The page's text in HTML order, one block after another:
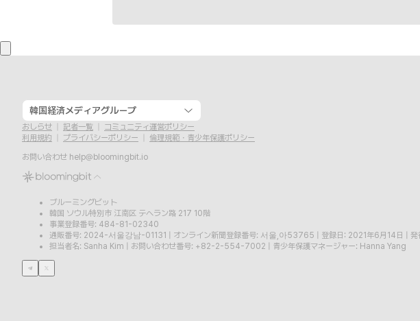
韓国経済メディアグループ
おしらせ 記者一覧
コミュニティ運営ポリシー
利用規約
プライバシーポリシー
倫理規範・青少年保護ポリシー
お問い合わせ help@bloomingbit.io
ブルーミングビット
韓国 ソウル特別市 江南区 テヘラン路 217 10階
事業登録番号: 484-81-02340
通販番号: 2024-서울강남-01131
オンライン新聞登録番号: 서울,아53765 登録日: 2021年6月14日
担当者名: Sanha Kim
お問い合わせ番号: +82-2-554-7002 青少年保護マネージャー: Hanna Yang